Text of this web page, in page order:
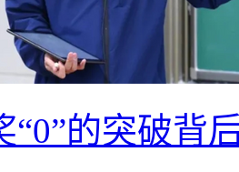
“0”的突破背